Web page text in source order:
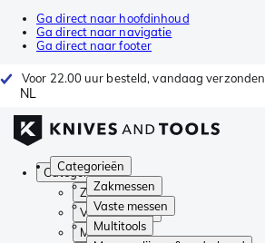
Ga direct naar hoofdinhoud
Ga direct naar navigatie
Ga direct naar footer
Voor 22.00 uur besteld, vandaag verzonden
NL
Categorieën
Zakmessen
Vaste messen
Multitools
Categorieën
Zakmessen
Vaste messen
Multitools